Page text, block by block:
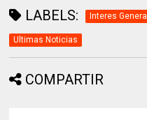
LABELS: Interes General
Ultimas Noticias
COMPARTIR